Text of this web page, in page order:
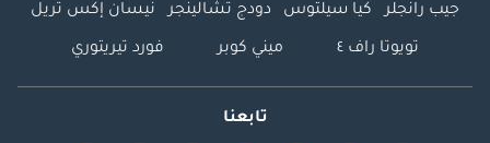
جيب رانجلر كيا سيلتوس دودج تشالينجر نيسان إكس تريل
تويوتا راف ٤ ميني كوبر فورد تيريتوري
تابعنا